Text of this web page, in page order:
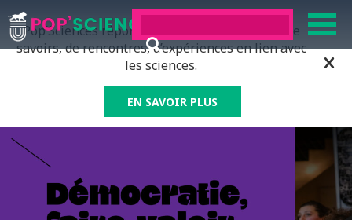
Pop’Sciences répond à tous ceux qui ont soif de
savoirs, de rencontres, d’expériences en lien avec
les sciences.
EN SAVOIR PLUS